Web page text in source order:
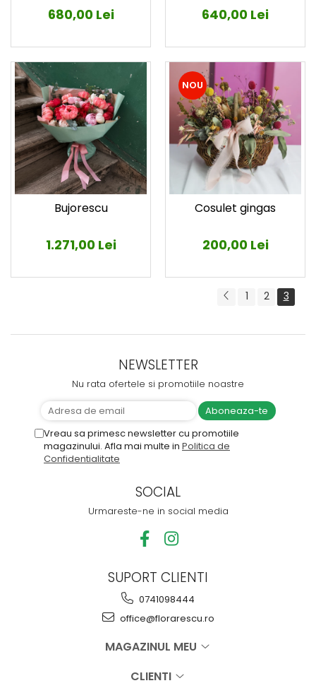
680,00 Lei 640,00 Lei
Bujorescu
1.271,00 Lei
NOU
Cosulet gingas
200,00 Lei
1 2 3
NEWSLETTER
Nu rata ofertele si promotiile noastre
Vreau sa primesc newsletter cu promotiile
magazinului. Afla mai multe in Politica de
Confidentialitate
SOCIAL
Urmareste-ne in social media
SUPORT CLIENTI
0741098444
office@florarescu.ro
MAGAZINUL MEU
CLIENTI